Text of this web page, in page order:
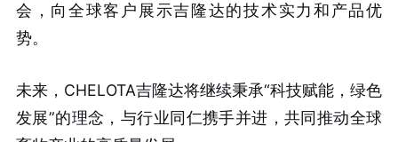
会，向全球客户展示吉隆达的技术实力和产品优
势。
未来，CHELOTA吉隆达将继续秉承“科技赋能，绿色
发展”的理念，与行业同仁携手并进，共同推动全球